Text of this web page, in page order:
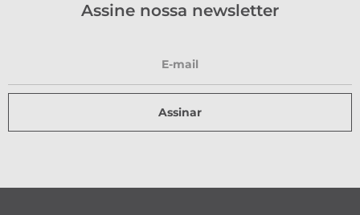
Assine nossa newsletter
Assinar